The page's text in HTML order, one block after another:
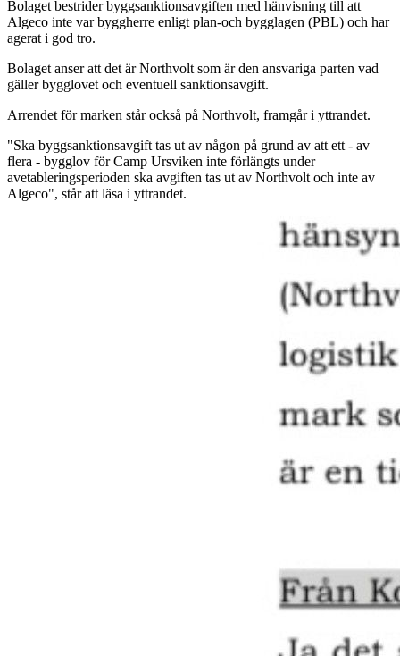
Bolaget bestrider byggsanktionsavgiften med hänvisning till att
Algeco inte var byggherre enligt plan-och bygglagen (PBL) och har
agerat i god tro.
Bolaget anser att det är Northvolt som är den ansvariga parten vad
gäller bygglovet och eventuell sanktionsavgift.
Arrendet för marken står också på Northvolt, framgår i yttrandet.
"Ska byggsanktionsavgift tas ut av någon på grund av att ett - av
flera - bygglov för Camp Ursviken inte förlängts under
avetableringsperioden ska avgiften tas ut av Northvolt och inte av
Algeco", står att läsa i yttrandet.